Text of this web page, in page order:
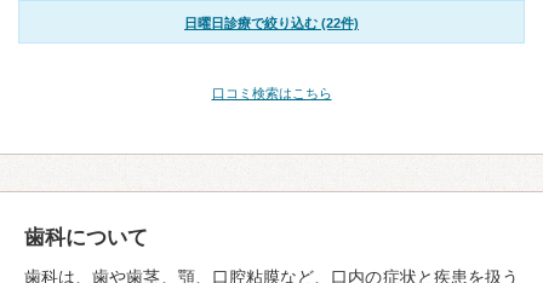
日曜日診療で絞り込む (22件)
口コミ検索はこちら
歯科について
歯科は、歯や歯茎、顎、口腔粘膜など、口内の症状と疾患を扱う